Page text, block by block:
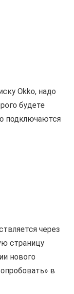
Okko, надо
будете
подключаются
через
страницу
нового
в